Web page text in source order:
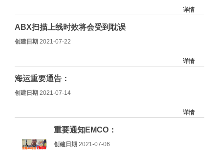
详情
ABX扫描上线时效将会受到耽误
创建日期 2021-07-22
详情
海运重要通告：
创建日期 2021-07-14
详情
重要通知EMCO：
创建日期 2021-07-06